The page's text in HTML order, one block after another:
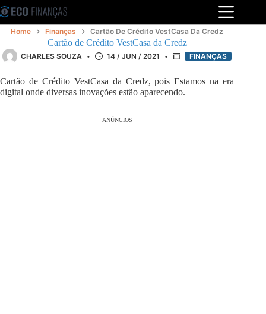
Pular
para
o
conteúdo
Home Finanças Cartão De Crédito VestCasa Da Credz
Cartão de Crédito VestCasa da Credz
CHARLES SOUZA 14 / JUN / 2021 FINANÇAS
Cartão de Crédito VestCasa da Credz, pois Estamos na era
digital onde diversas inovações estão aparecendo.
ANÚNCIOS